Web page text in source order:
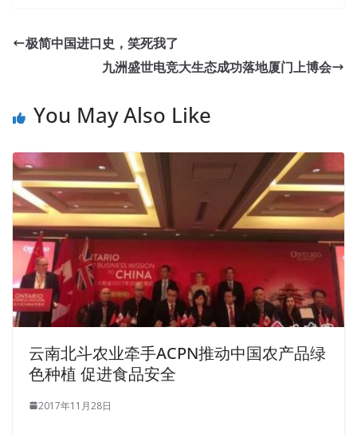
极简中国进口史，笑死我了
九洲盛世电竞大生态成功落地厦门上博会
You May Also Like
云南北斗农业牵手ACPN推动中国农产品绿
色种植 促进食品安全
2017年11月28日